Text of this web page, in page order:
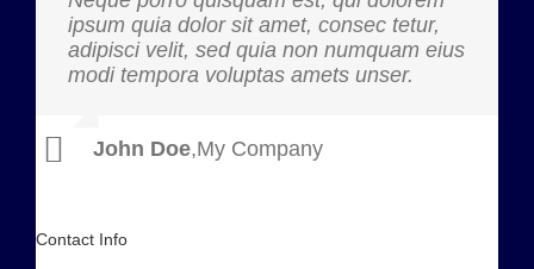
ipsum quia dolor sit amet, consec tetur,
adipisci velit, sed quia non numquam eius
modi tempora voluptas amets unser.
John Doe,My Company
ligula facilisis laoreet eget pulvinar nibh.
Suspendisse at ultrices dui. Curabitur ac
felis arcu sadips ipsums fugiats nemis.
Luke Beck,Theme Fusion
Contact Info